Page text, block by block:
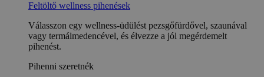
Feltöltő wellness pihenések
Válasszon egy wellness-üdülést pezsgőfürdővel, szaunával
vagy termálmedencével, és élvezze a jól megérdemelt
pihenést.
Pihenni szeretnék